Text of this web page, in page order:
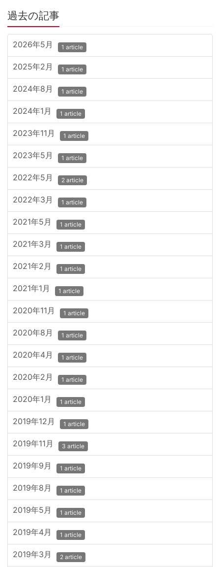
過去の記事
2026年5月 1 article
2025年2月 1 article
2024年8月 1 article
2024年1月 1 article
2023年11月 1 article
2023年5月 1 article
2022年5月 2 article
2022年3月 1 article
2021年5月 1 article
2021年3月 1 article
2021年2月 1 article
2021年1月 1 article
2020年11月 1 article
2020年8月 1 article
2020年4月 1 article
2020年2月 1 article
2020年1月 1 article
2019年12月 1 article
2019年11月 3 article
2019年9月 1 article
2019年8月 1 article
2019年5月 1 article
2019年4月 1 article
2019年3月 2 article